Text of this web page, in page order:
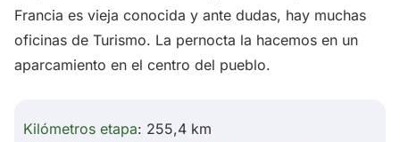
Francia es vieja conocida y ante dudas, hay muchas
oficinas de Turismo. La pernocta la hacemos en un
aparcamiento en el centro del pueblo.
Kilómetros etapa: 255,4 km